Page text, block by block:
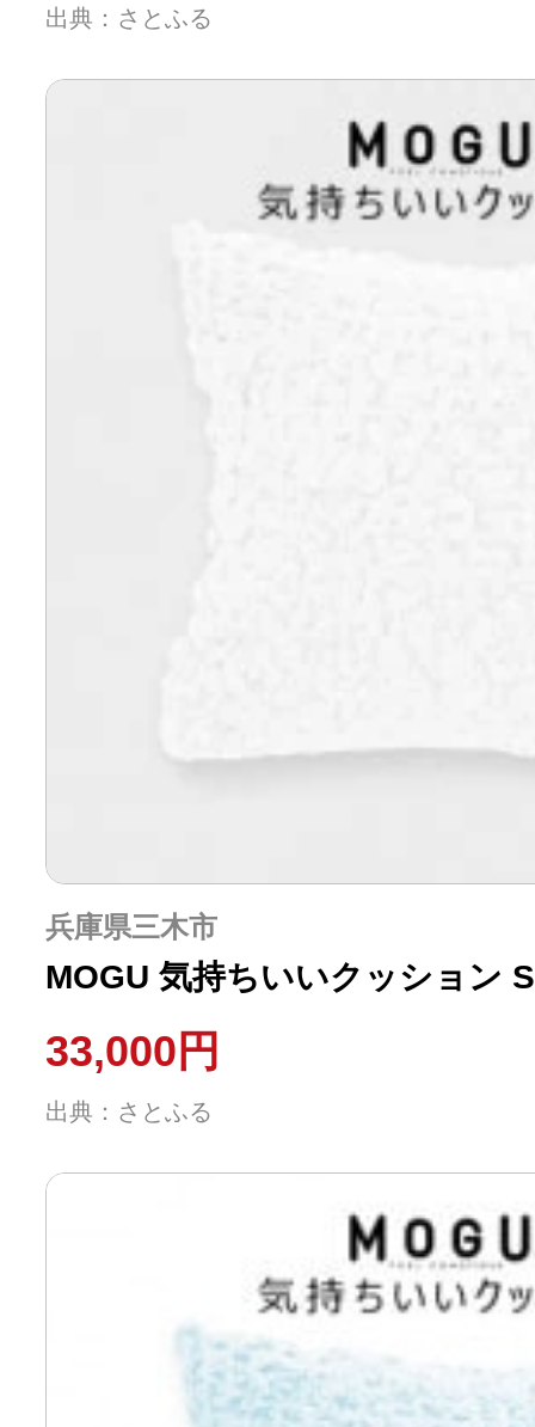
出典：さとふる
兵庫県三木市
MOGU 気持ちいいクッション
33,000円
出典：さとふる